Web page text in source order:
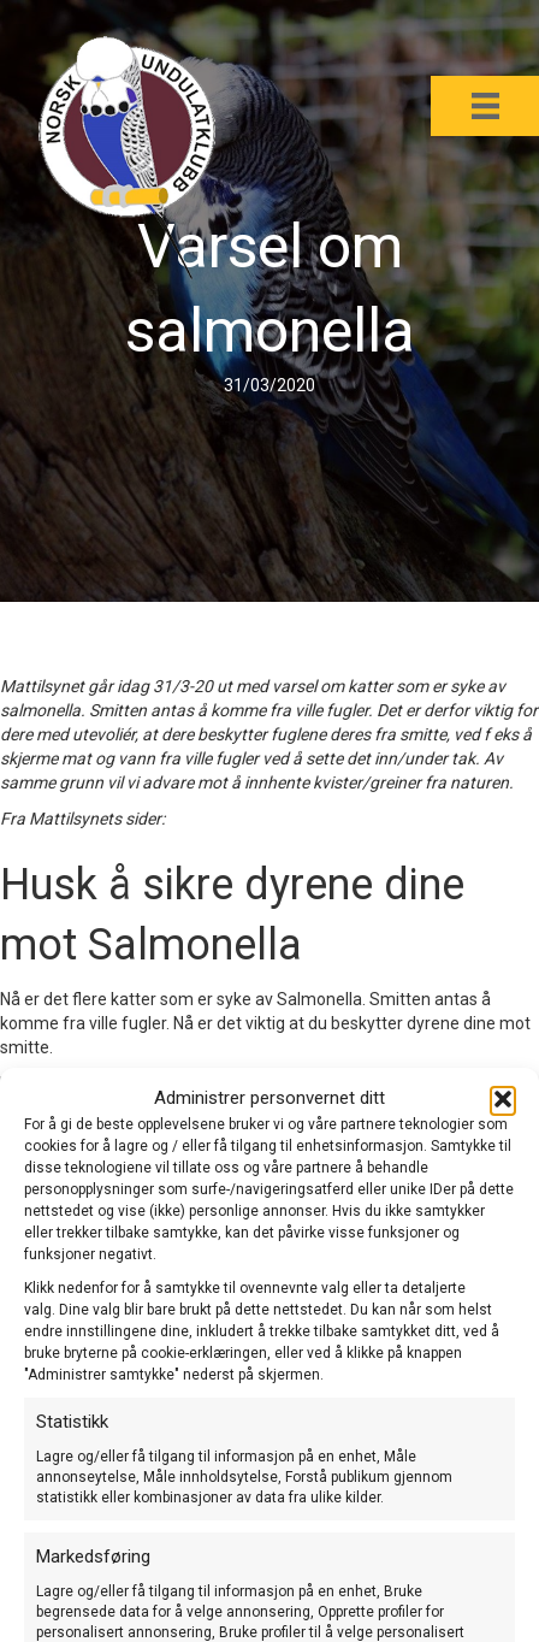
Administrer personvernet ditt
For å gi de beste opplevelsene bruker vi og våre partnere teknologier som
cookies for å lagre og / eller få tilgang til enhetsinformasjon. Samtykke til
disse teknologiene vil tillate oss og våre partnere å behandle
personopplysninger som surfe-/navigeringsatferd eller unike IDer på dette
nettstedet og vise (ikke) personlige annonser. Hvis du ikke samtykker
eller trekker tilbake samtykke, kan det påvirke visse funksjoner og
funksjoner negativt.
Klikk nedenfor for å samtykke til ovennevnte valg eller ta detaljerte
valg. Dine valg blir bare brukt på dette nettstedet. Du kan når som helst
endre innstillingene dine, inkludert å trekke tilbake samtykket ditt, ved å
bruke bryterne på cookie-erklæringen, eller ved å klikke på knappen
"Administrer samtykke" nederst på skjermen.
Statistikk
Lagre og/eller få tilgang til informasjon på en enhet, Måle
annonseytelse, Måle innholdsytelse, Forstå publikum gjennom
statistikk eller kombinasjoner av data fra ulike kilder.
Markedsføring
Lagre og/eller få tilgang til informasjon på en enhet, Bruke
begrensede data for å velge annonsering, Opprette profiler for
personalisert annonsering, Bruke profiler til å velge personalisert
Varsel om
salmonella
31/03/2020
Mattilsynet går idag 31/3-20 ut med varsel om katter som er syke av
salmonella. Smitten antas å komme fra ville fugler. Det er derfor viktig for
dere med utevoliér, at dere beskytter fuglene deres fra smitte, ved f eks å
skjerme mat og vann fra ville fugler ved å sette det inn/under tak. Av
samme grunn vil vi advare mot å innhente kvister/greiner fra naturen.
Fra Mattilsynets sider:
Husk å sikre dyrene dine
mot Salmonella
Nå er det flere katter som er syke av Salmonella. Smitten antas å
komme fra ville fugler. Nå er det viktig at du beskytter dyrene dine mot
smitte.
Det er ikke uvanlig at ville fugler, spesielt småfugler, er smittet med
Salmonella om vinteren. Katter og andre husdyr kan smittes ved
direkte eller indirekte kontakt med avføring fra syke fugler. Mattilsynet
har de siste ukene fått inn flere meldinger om katter som har fått
påvist Salmonella. Veterinærinstituttet melder også om katter og
småfugler som har fått påvist sykdommen.
Næringsretta dyrehold må
beskytte seg mot smitte
Mattilsynet vil med dette minne om at du som driver næringsretta
dyrehold, så langt som det er praktisk mulig, skal sikre dyrerom,
smittesluse og fôrlager mot gnagere og ville fugler, jf
hensiktsmessige for å sikre best mulig beskyttelse mot gnagere og
fugler på din gård.
sjukdomsfremkallende bakterier og virus som kan smitte til dyr og
mennesker. Husk at også katter og hunder kan utgjøre en smittefare
for produksjonsdyra dine, det kan derfor være lurt å ikke la dem
oppholde seg i dyrerom, smittesluse og fôrlager.